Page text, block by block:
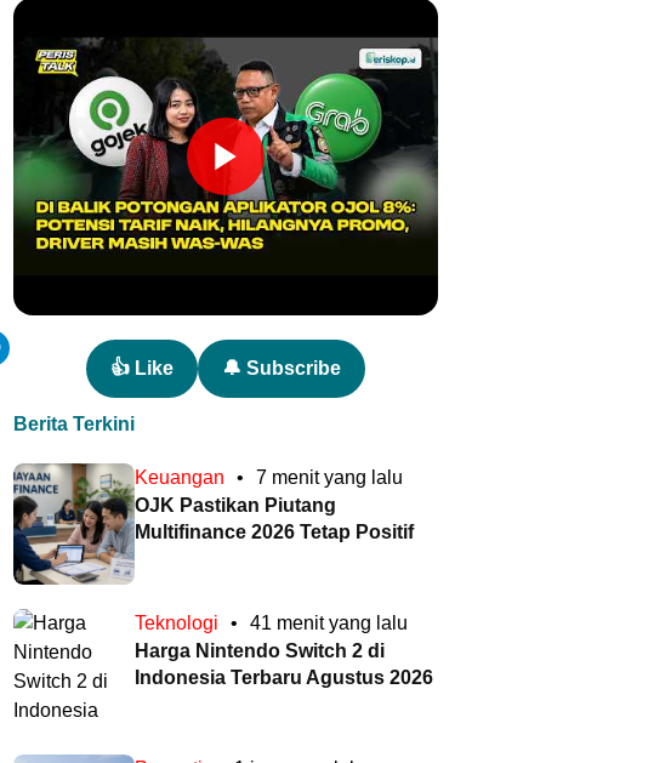
👍 Like 🔔 Subscribe
Berita Terkini
Keuangan •
7 menit yang lalu
OJK Pastikan Piutang
Multifinance 2026 Tetap Positif
Teknologi •
41 menit yang lalu
Harga Nintendo Switch 2 di
Indonesia Terbaru Agustus 2026